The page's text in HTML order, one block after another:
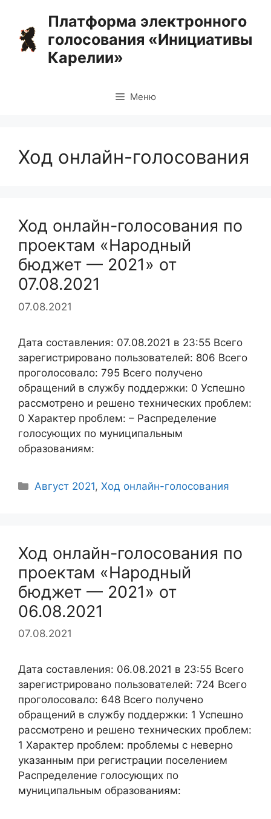
содержимому
Платформа электронного
голосования «Инициативы
Карелии»
Меню
Ход онлайн-голосования
Ход онлайн-голосования по
проектам «Народный
бюджет — 2021» от
07.08.2021
07.08.2021
Дата составления: 07.08.2021 в 23:55 Всего
зарегистрировано пользователей: 806 Всего
проголосовало: 795 Всего получено
обращений в службу поддержки: 0 Успешно
рассмотрено и решено технических проблем:
0 Характер проблем: – Распределение
голосующих по муниципальным
образованиям:
Рубрики
Август 2021,Ход онлайн-голосования
Ход онлайн-голосования по
проектам «Народный
бюджет — 2021» от
06.08.2021
07.08.2021
Дата составления: 06.08.2021 в 23:55 Всего
зарегистрировано пользователей: 724 Всего
проголосовало: 648 Всего получено
обращений в службу поддержки: 1 Успешно
рассмотрено и решено технических проблем:
1 Характер проблем: проблемы с неверно
указанным при регистрации поселением
Распределение голосующих по
муниципальным образованиям: